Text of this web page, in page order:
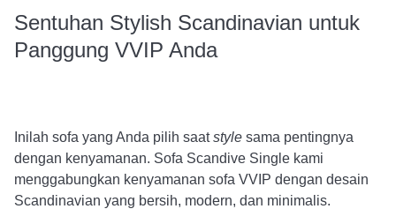
Sentuhan Stylish Scandinavian untuk
Panggung VVIP Anda
Inilah sofa yang Anda pilih saatstyle sama pentingnya
dengan kenyamanan. Sofa Scandive Single kami
menggabungkan kenyamanan sofa VVIP dengan desain
Scandinavian yang bersih, modern, dan minimalis.